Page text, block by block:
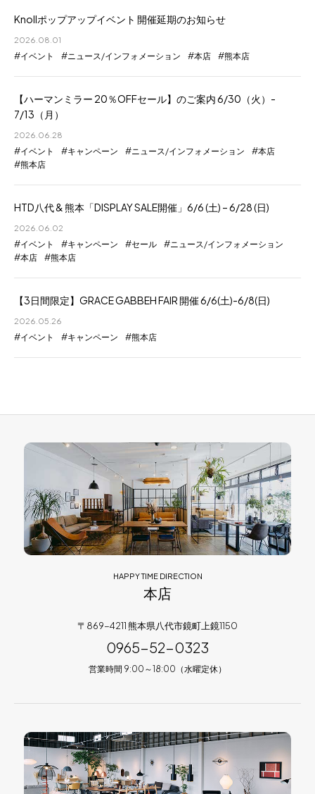
Knollポップアップイベント 開催延期のお知らせ
2026.08.01
イベント ニュース/インフォメーション 本店 熊本店
【ハーマンミラー 20％OFFセール】のご案内 6/30（火）-
7/13（月）
2026.06.28
イベント キャンペーン ニュース/インフォメーション
本店
熊本店
HTD八代 & 熊本「DISPLAY SALE開催」6/6 (土) – 6/28 (日)
2026.06.02
イベント キャンペーン セール
ニュース/インフォメーション
本店
熊本店
【3日間限定】GRACE GABBEH FAIR 開催 6/6(土)-6/8(日)
2026.05.26
イベント キャンペーン 熊本店
HAPPY TIME DIRECTION
本店
〒869-4211 熊本県八代市鏡町上鏡1150
0965-52-0323
営業時間 9:00～18:00（水曜定休）